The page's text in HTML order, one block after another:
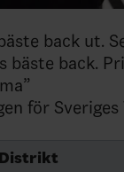
back ut.
bäste back.
för Sveriges
Distrikt